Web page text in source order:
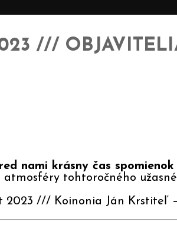
///
nami krásny čas
tohtoročného
2023 /// Koinonia Ján Krstiteľ